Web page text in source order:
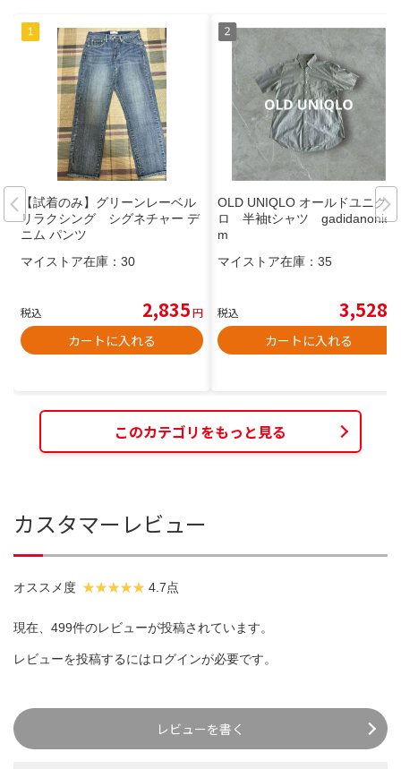
【試着のみ】グリーンレーベル
リラクシング シグネチャー デ
ニム パンツ
マイストア在庫： 30
税込 2,835円
カートに入れる
OLD UNIQLO オールドユニク
ロ 半袖tシャツ gadidanonie
m
マイストア在庫： 35
税込 3,528
カートに入れる
このカテゴリをもっと見る
カスタマーレビュー
オススメ度 4.7点
現在、499件のレビューが投稿されています。
レビューを投稿するにはログインが必要です。
レビューを書く